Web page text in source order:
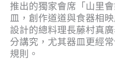
推出的獨家會席「山里
皿，創作道道與食器相
設計的總料理長藤村真
分講究，尤其器皿更經
規則。